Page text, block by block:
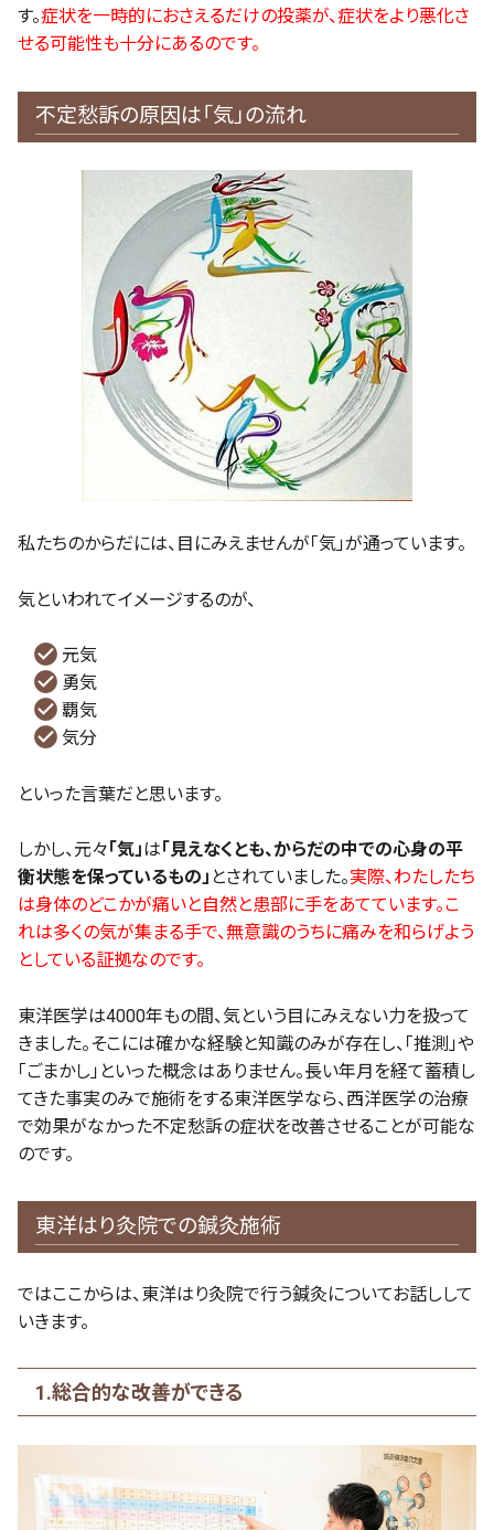
す。症状を一時的におさえるだけの投薬が、症状をより悪化さ
せる可能性も十分にあるのです。
不定愁訴の原因は「気」の流れ
私たちのからだには、目にみえませんが「気」が通っています。
気といわれてイメージするのが、
元気
勇気
覇気
気分
といった言葉だと思います。
しかし、元々「気」は「見えなくとも、からだの中での心身の平
衡状態を保っているもの」 とされていました。実際、わたしたち
は身体のどこかが痛いと自然と患部に手をあてています。こ
れは多くの気が集まる手で、無意識のうちに痛みを和らげよう
としている証拠なのです。
東洋医学は4000年もの間、気という目にみえない力を扱って
きました。そこには確かな経験と知識のみが存在し、「推測」や
「ごまかし」といった概念はありません。長い年月を経て蓄積し
てきた事実のみで施術をする東洋医学なら、西洋医学の治療
で効果がなかった不定愁訴の症状を改善させることが可能な
のです。
東洋はり灸院での鍼灸施術
ではここからは、東洋はり灸院で行う鍼灸についてお話しして
いきます。
1.総合的な改善ができる